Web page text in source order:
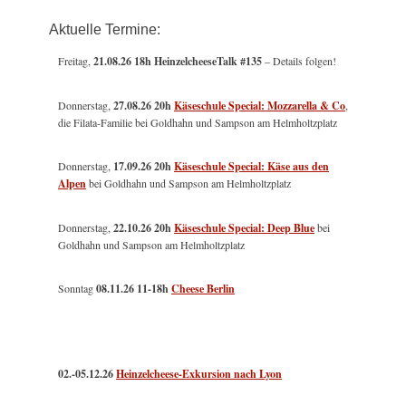
Aktuelle Termine:
Freitag,21.08.26 18h HeinzelcheeseTalk #135– Details folgen!
Donnerstag,27.08.26 20hKäseschule Special: Mozzarella & Co,
die Filata-Familie bei Goldhahn und Sampson am Helmholtzplatz
Donnerstag, 17.09.26 20hKäseschule Special: Käse aus den
Alpenbei Goldhahn und Sampson am Helmholtzplatz
Donnerstag,22.10.26 20hKäseschule Special: Deep Bluebei
Goldhahn und Sampson am Helmholtzplatz
Sonntag08.11.26 11-18hCheese Berlin
02.-05.12.26Heinzelcheese-Exkursion nach Lyon